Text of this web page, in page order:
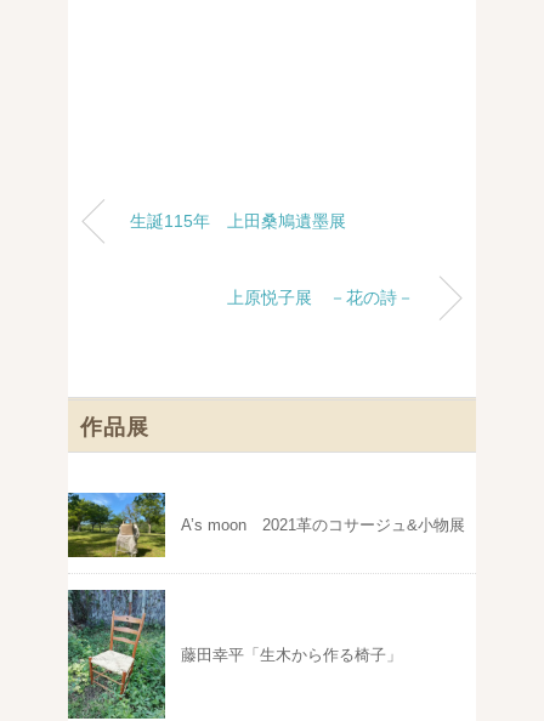
生誕115年 上田桑鳩遺墨展
上原悦子展 －花の詩－
作品展
A’s moon 2021革のコサージュ&小物展
藤田幸平「生木から作る椅子」